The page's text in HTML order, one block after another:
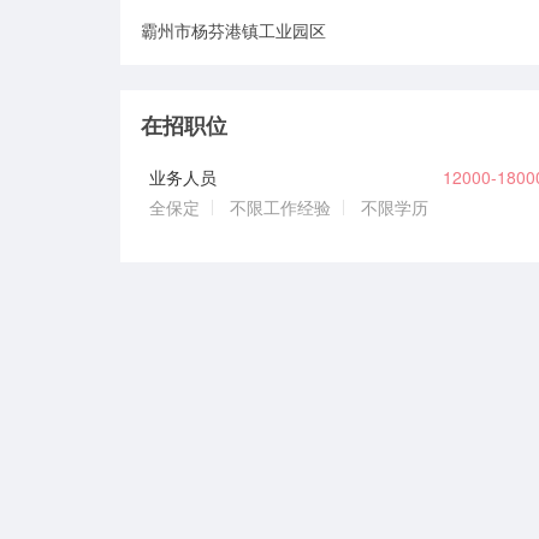
霸州市杨芬港镇工业园区
在招职位
业务人员
12000-
全保定
不限工作经验 不限学历